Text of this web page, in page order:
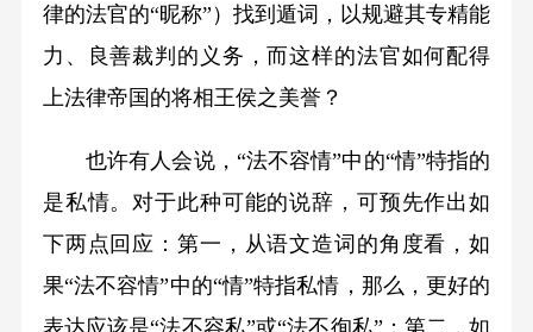
律的法官的“昵称”）找到遁词，以规避其专精能
力、良善裁判的义务，而这样的法官如何配得
上法律帝国的将相王侯之美誉？
也许有人会说，“法不容情”中的“情”特指的
是私情。对于此种可能的说辞，可预先作出如
下两点回应：第一，从语文造词的角度看，如
果“法不容情”中的“情”特指私情，那么，更好的
表达应该是“法不容私”或“法不徇私”；第二，如